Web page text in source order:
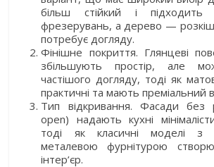
більш стійкий і підходить
фрезерувань, а дерево —
потребує догляду.
Фінішне покриття. Глянцеві
збільшують простір, але
частішого догляду, тоді як
практичні та мають преміальний
Тип відкривання. Фасади без
open) надають кухні
тоді як класичні моделі з
металевою фурнітурою
інтер’єр.